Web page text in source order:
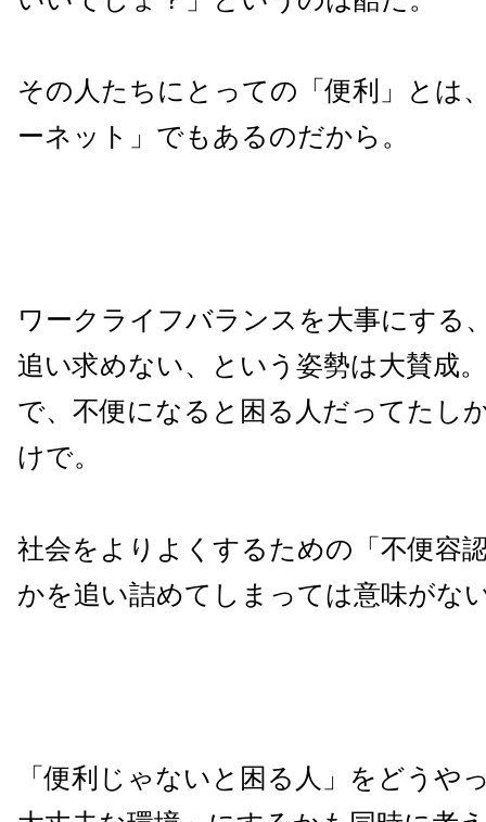
その人たちにとっての「便利」とは
ーネット」でもあるのだから。
ワークライフバランスを大事にする
追い求めない、という姿勢は大賛成
で、不便になると困る人だってたし
けで。
社会をよりよくするための「不便容
かを追い詰めてしまっては意味がな
「便利じゃないと困る人」をどうや